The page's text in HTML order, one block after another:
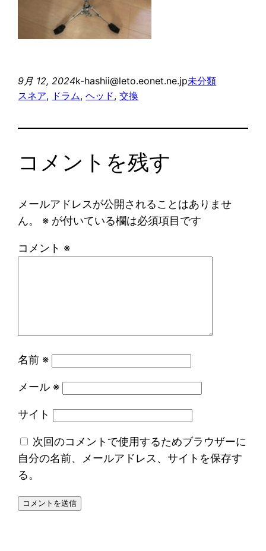
9月 12, 2024k-hashii@leto.eonet.ne.jp未分類
スネア, ドラム, ヘッド, 交換
コメントを残す
メールアドレスが公開されることはありませ
ん。
※ が付いている欄は必須項目です
コメント ※
名前 ※
メール ※
サイト
次回のコメントで使用するためブラウザーに
自分の名前、メールアドレス、サイトを保存す
る。